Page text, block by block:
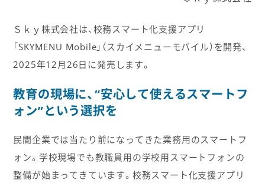
Ｓｋｙ株式会社は、校務スマート化支援アプリ
「SKYMENU Mobile」（スカイメニューモバイル）を開発、
2025年12月26日に発売します。
教育の現場に、“安心して使えるスマートフ
ォン”という選択を
民間企業では当たり前になってきた業務用のスマートフ
ォン。学校現場でも教職員用の学校用スマートフォンの
整備が始まってきています。校務スマート化支援アプリ